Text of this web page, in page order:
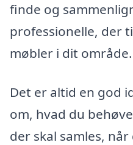
finde og
professionelle, der
møbler i dit område.
Det er altid en god
om, hvad du
der skal samles,